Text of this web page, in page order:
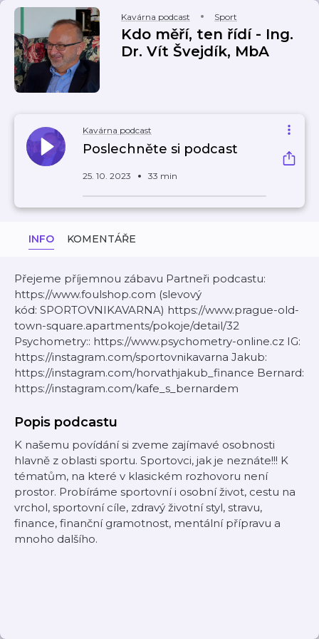
Kavárna podcast Sport
Kdo měří, ten řídí - Ing.
Dr. Vít Švejdík, MbA
Kavárna podcast
Poslechněte si podcast
25. 10. 2023 33 min
INFO KOMENTÁŘE
Přejeme příjemnou zábavu Partneři podcastu:
https://www.foulshop.com (slevový
kód: SPORTOVNIKAVARNA) https://www.prague-old-
town-square.apartments/pokoje/detail/32
Psychometry:: https://www.psychometry-online.cz IG:
https://instagram.com/sportovnikavarna Jakub:
https://instagram.com/horvathjakub_finance Bernard:
https://instagram.com/kafe_s_bernardem
Popis podcastu
K našemu povídání si zveme zajímavé osobnosti
hlavně z oblasti sportu. Sportovci, jak je neznáte!!! K
tématům, na které v klasickém rozhovoru není
prostor. Probíráme sportovní i osobní život, cestu na
vrchol, sportovní cíle, zdravý životní styl, stravu,
finance, finanční gramotnost, mentální přípravu a
mnoho dalšího.